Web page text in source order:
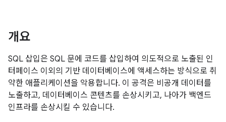
개요
SQL 삽입은 SQL 문에 코드를 삽입하여 의도적으로 노출된 인
터페이스 이외의 기반 데이터베이스에 액세스하는 방식으로 취
약한 애플리케이션을 악용합니다. 이 공격은 비공개 데이터를
노출하고, 데이터베이스 콘텐츠를 손상시키고, 나아가 백엔드
인프라를 손상시킬 수 있습니다.